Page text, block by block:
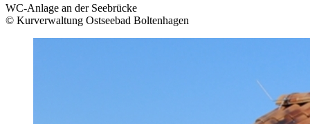
WC-Anlage an der Seebrücke
© Kurverwaltung Ostseebad Boltenhagen